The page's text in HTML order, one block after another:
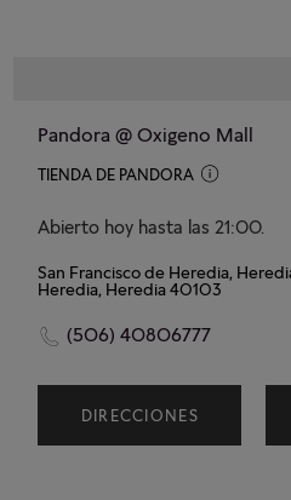
Pandora @ Oxigeno Mall
TIENDA DE PANDORA
Abierto hoy hasta las 21:00.
Heredia, Heredia 40103
(506) 40806777
DIRECCIONES